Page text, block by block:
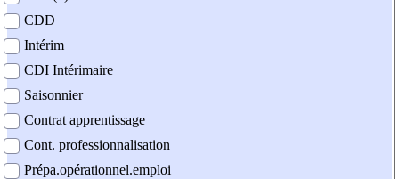
CDD
Intérim
CDI Intérimaire
Saisonnier
Contrat apprentissage
Cont. professionnalisation
Prépa.opérationnel.emploi